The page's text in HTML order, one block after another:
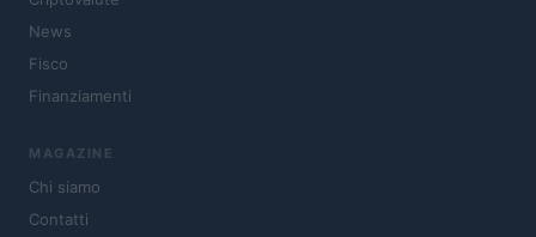
News
Fisco
Finanziamenti
MAGAZINE
Chi siamo
Contatti